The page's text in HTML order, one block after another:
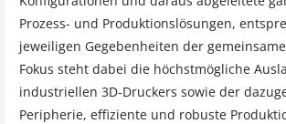
Prozess- und Produktionslösungen,
jeweiligen Gegebenheiten der
Fokus steht dabei die höchstmögliche
industriellen 3D-Druckers sowie der
Peripherie, effiziente und robuste